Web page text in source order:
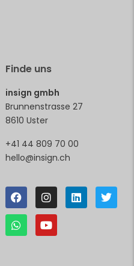
Finde uns
insign gmbh
Brunnenstrasse 27
8610 Uster
+41 44 809 70 00
hello@insign.ch